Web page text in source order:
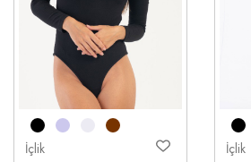
İçlik İçlik